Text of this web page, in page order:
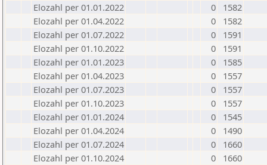
Elozahl per 01.01.2022
0
1582
Elozahl per 01.04.2022
0
1582
Elozahl per 01.07.2022
0
1591
Elozahl per 01.10.2022
0
1591
Elozahl per 01.01.2023
0
1585
Elozahl per 01.04.2023
0
1557
Elozahl per 01.07.2023
0
1557
Elozahl per 01.10.2023
0
1557
Elozahl per 01.01.2024
0
1545
Elozahl per 01.04.2024
0
1490
Elozahl per 01.07.2024
0
1660
Elozahl per 01.10.2024
0
1660